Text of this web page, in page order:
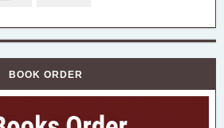
BOOK ORDER